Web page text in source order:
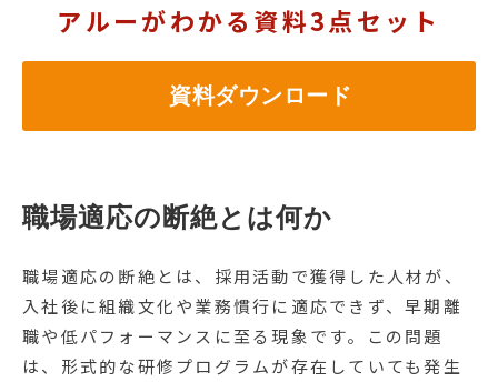
アルーがわかる資料3点セット
資料ダウンロード
職場適応の断絶とは何か
職場適応の断絶とは、採用活動で獲得した人材が、
入社後に組織文化や業務慣行に適応できず、早期離
職や低パフォーマンスに至る現象です。この問題
は、形式的な研修プログラムが存在していても発生